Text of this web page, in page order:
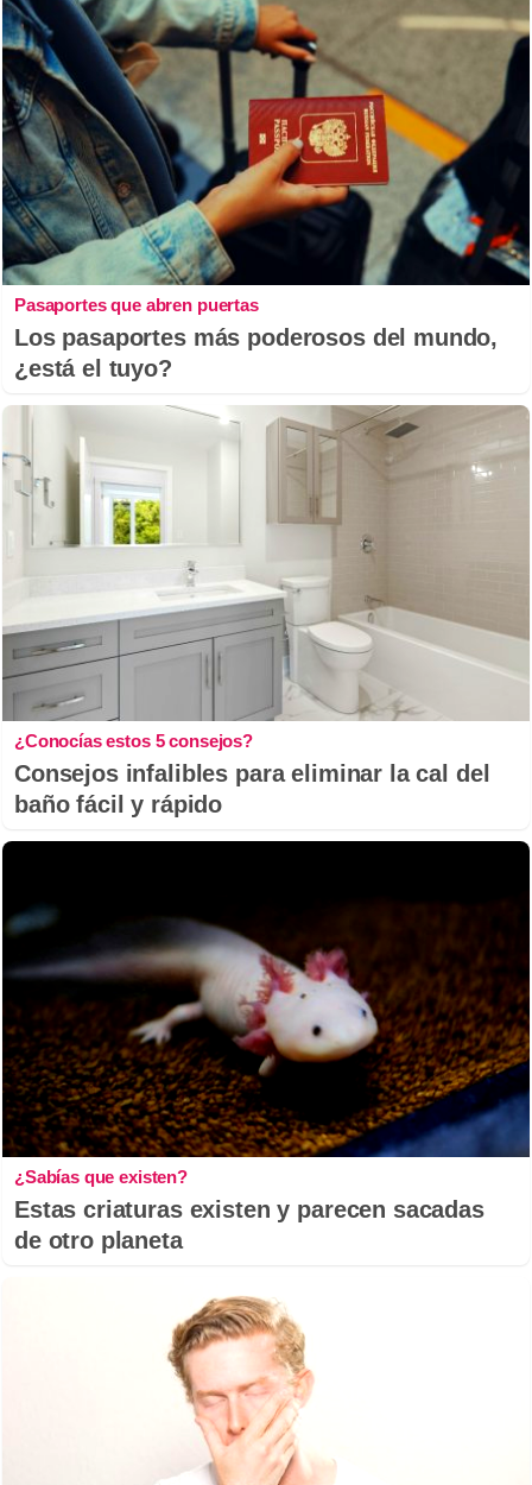
Pasaportes que abren puertas
Los pasaportes más poderosos del mundo,
¿está el tuyo?
¿Conocías estos 5 consejos?
Consejos infalibles para eliminar la cal del
baño fácil y rápido
¿Sabías que existen?
Estas criaturas existen y parecen sacadas
de otro planeta